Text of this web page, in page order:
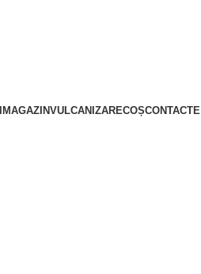
MAGAZINVULCANIZARECOȘCONTACTE